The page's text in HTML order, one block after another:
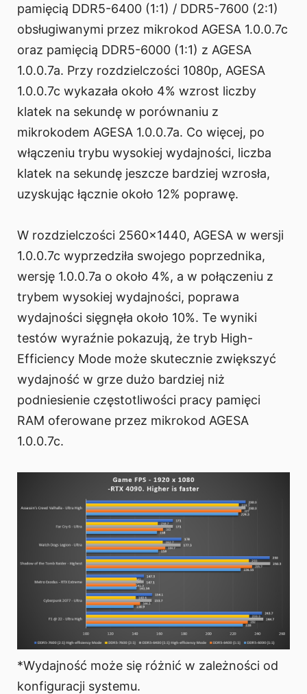
pamięcią DDR5-6400 (1:1) / DDR5-7600 (2:1)
obsługiwanymi przez mikrokod AGESA 1.0.0.7c
oraz pamięcią DDR5-6000 (1:1) z AGESA
1.0.0.7a. Przy rozdzielczości 1080p, AGESA
1.0.0.7c wykazała około 4% wzrost liczby
klatek na sekundę w porównaniu z
mikrokodem AGESA 1.0.0.7a. Co więcej, po
włączeniu trybu wysokiej wydajności, liczba
klatek na sekundę jeszcze bardziej wzrosła,
uzyskując łącznie około 12% poprawę.
W rozdzielczości 2560x1440, AGESA w wersji
1.0.0.7c wyprzedziła swojego poprzednika,
wersję 1.0.0.7a o około 4%, a w połączeniu z
trybem wysokiej wydajności, poprawa
wydajności sięgnęła około 10%. Te wyniki
testów wyraźnie pokazują, że tryb High-
Efficiency Mode może skutecznie zwiększyć
wydajność w grze dużo bardziej niż
podniesienie częstotliwości pracy pamięci
RAM oferowane przez mikrokod AGESA
1.0.0.7c.
*Wydajność może się różnić w zależności od
konfiguracji systemu.